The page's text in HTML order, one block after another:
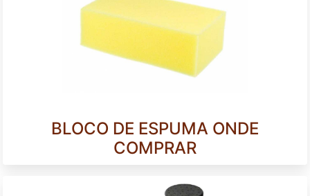
BLOCO DE ESPUMA ONDE
COMPRAR